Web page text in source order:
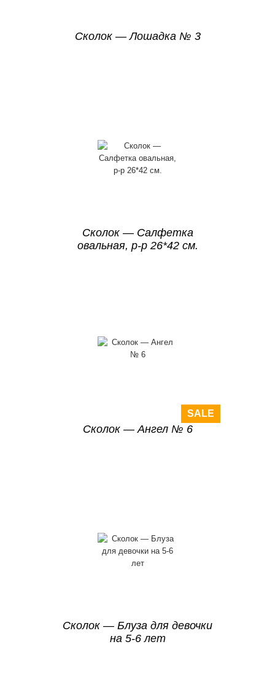
Сколок — Лошадка № 3
Сколок — Салфетка
овальная, р-р 26*42 см.
SALE
Сколок — Ангел № 6
Сколок — Блуза для девочки
на 5-6 лет